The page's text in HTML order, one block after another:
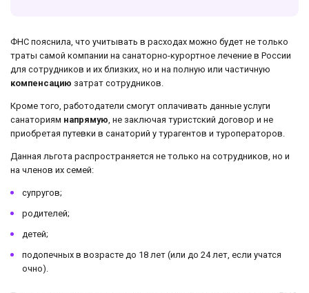
ФНС пояснила, что учитывать в расходах можно будет не только
траты самой компании на санаторно-курортное лечение в России
для сотрудников и их близких, но и на полную или частичную
компенсацию затрат сотрудников.
Кроме того, работодатели смогут оплачивать данные услуги
санаториям напрямую, не заключая туристский договор и не
приобретая путевки в санаторий у турагентов и туроператоров.
Данная льгота распространяется не только на сотрудников, но и
на членов их семей:
супругов;
родителей;
детей;
подопечных в возрасте до 18 лет (или до 24 лет, если учатся
очно).